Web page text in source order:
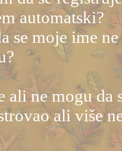
automatski?
se moje ime
ali ne mogu
ali više